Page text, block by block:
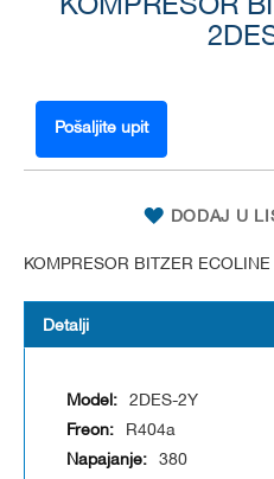
KOMPRESOR
Pošaljite upit
DODAJ U
KOMPRESOR BITZER
images
Detalji
2DES-2Y
R404a
380